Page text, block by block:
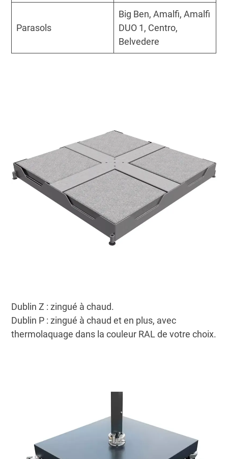
Parasols
Big Ben, Amalfi, Amalfi
DUO 1, Centro,
Belvedere
Dublin Z : zingué à chaud.
Dublin P : zingué à chaud et en plus, avec
thermolaquage dans la couleur RAL de votre choix.